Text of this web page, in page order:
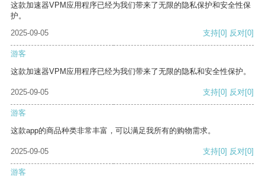
这款加速器VPM应用程序已经为我们带来了无限的隐私保护和安全性保
护。
2025-09-05
支持[0] 反对[0]
游客
这款加速器VPM应用程序已经为我们带来了无限的隐私和安全性保护。
2025-09-05 支持[0] 反对[0]
游客
这款app的商品种类非常丰富，可以满足我所有的购物需求。
2025-09-05 支持[0] 反对[0]
游客